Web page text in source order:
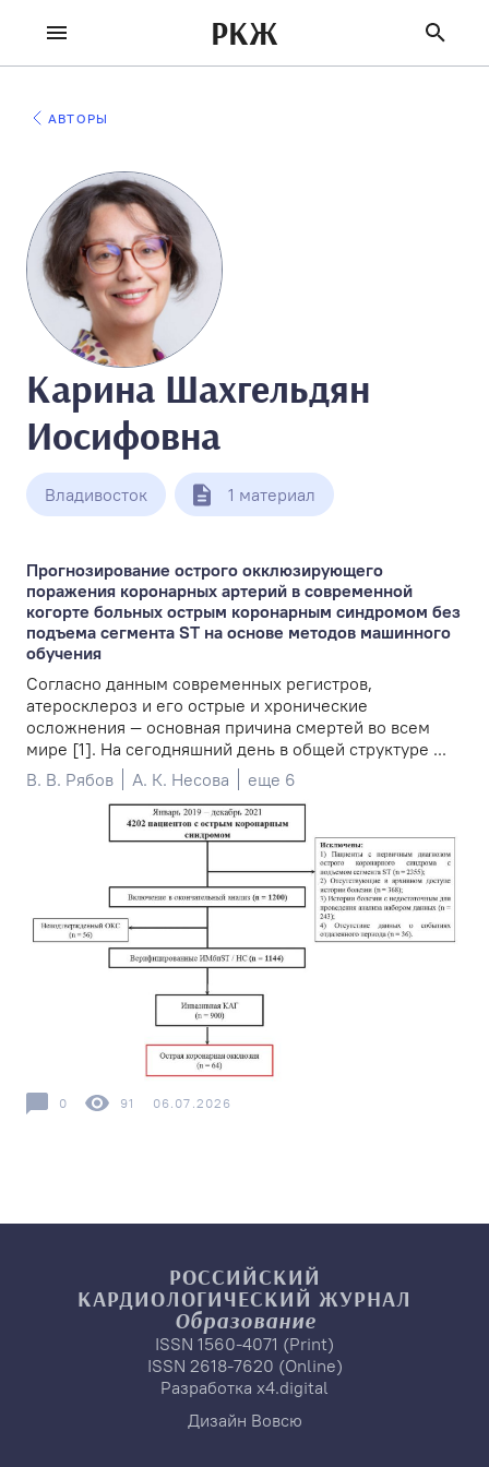
РКЖ
АВТОРЫ
Карина Шахгельдян
Иосифовна
Владивосток 1 материал
Прогнозирование острого окклюзирующего
поражения коронарных артерий в современной
когорте больных острым коронарным синдромом без
подъема сегмента ST на основе методов машинного
обучения
Согласно данным современных регистров,
атеросклероз и его острые и хронические
осложнения — основная причина смертей во всем
мире [1]. На сегодняшний день в общей структуре ...
В. В. Рябов
А. К. Несова еще 6
0 91 06.07.2026
РОССИЙСКИЙ
КАРДИОЛОГИЧЕСКИЙ ЖУРНАЛ
Образование
ISSN 1560-4071 (Print)
ISSN 2618-7620 (Online)
Разработка x4.digital
Дизайн Вовсю